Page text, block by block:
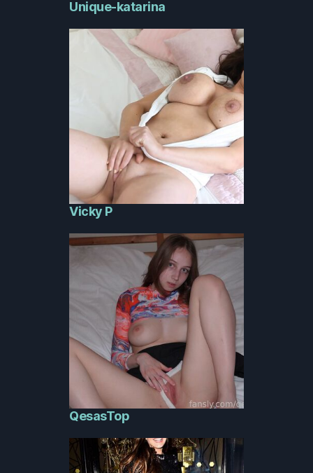
Unique-katarina
Vicky P
QesasTop